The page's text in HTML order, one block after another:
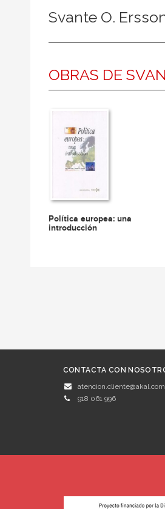
Svante O.
OBRAS DE
Política europea: una
introducción
CONTACTA CON
atencion.cliente@akal.com
918 061 996